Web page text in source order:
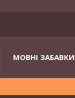
МОВНІ ЗАБАВКИ